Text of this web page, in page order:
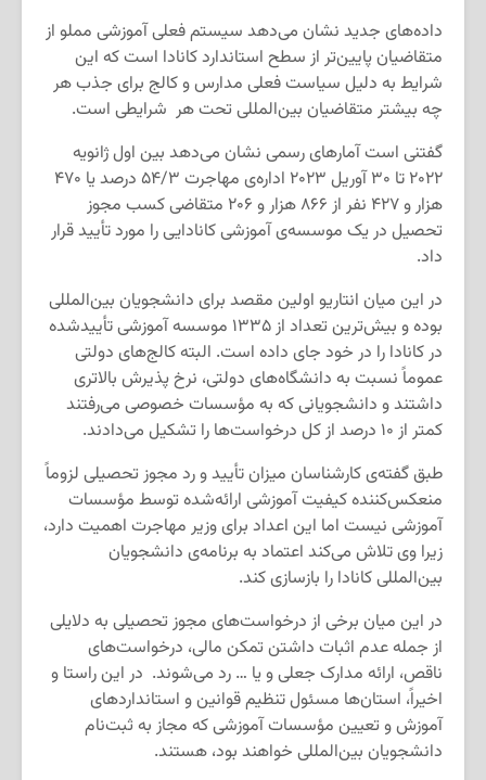
داده‌های جدید نشان می‌دهد سیستم فعلی آموزشی مملو از
متقاضیان پایین‌تر از سطح استاندارد کانادا است که این
شرایط به دلیل سیاست فعلی مدارس و کالج برای جذب هر
چه بیشتر متقاضیان بین‌المللی تحت هر شرایطی است.
گفتنی است آمارهای رسمی نشان می‌دهد بین اول ژانویه
۲۰۲۲ تا ۳۰ آوریل ۲۰۲۳ اداره‌ی مهاجرت ۵۴/۳ درصد یا ۴۷۰
هزار و ۴۲۷ نفر از ۸۶۶ هزار و ۲۰۶ متقاضی کسب مجوز
تحصیل در یک موسسه‌ی آموزشی کانادایی را مورد تأیید قرار
داد.
در این میان انتاریو اولین مقصد برای دانشجویان بین‌المللی
بوده و بیش‌ترین تعداد از ۱۳۳۵ موسسه آموزشی تأییدشده
در کانادا را در خود جای داده است. البته کالج‌های دولتی
عموماً نسبت به دانشگاه‌های دولتی، نرخ پذیرش بالاتری
داشتند و دانشجویانی که به مؤسسات خصوصی می‌رفتند
کمتر از ۱۰ درصد از کل درخواست‌ها را تشکیل می‌دادند.
طبق گفته‌ی کارشناسان میزان تأیید و رد مجوز تحصیلی لزوماً
منعکس‌کننده کیفیت آموزشی ارائه‌شده توسط مؤسسات
آموزشی نیست اما این اعداد برای وزیر مهاجرت اهمیت دارد،
زیرا وی تلاش می‌کند اعتماد به برنامه‌ی دانشجویان
بین‌المللی کانادا را بازسازی کند.
در این میان برخی از درخواست‌های مجوز تحصیلی به دلایلی
از جمله عدم اثبات داشتن تمکن مالی، درخواست‌های
ناقص، ارائه مدارک جعلی و یا … رد می‌شوند. در این راستا و
اخیراً، استان‌ها مسئول تنظیم قوانین و استانداردهای
آموزش و تعیین مؤسسات آموزشی که مجاز به ثبت‌نام
دانشجویان بین‌المللی خواهند بود، هستند.